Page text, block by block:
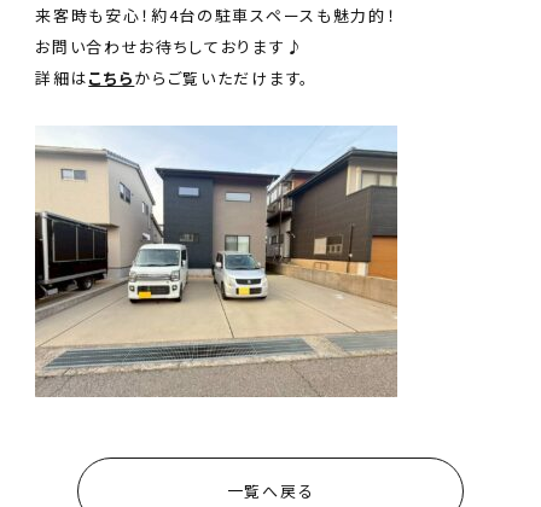
金沢本店 076-259-6861
松本支店 0263-88-8430
来客時も安心！約4台の駐車スペースも魅力的！
お問い合わせお待ちしております♪
詳細はこちらからご覧いただけます。
一覧へ戻る